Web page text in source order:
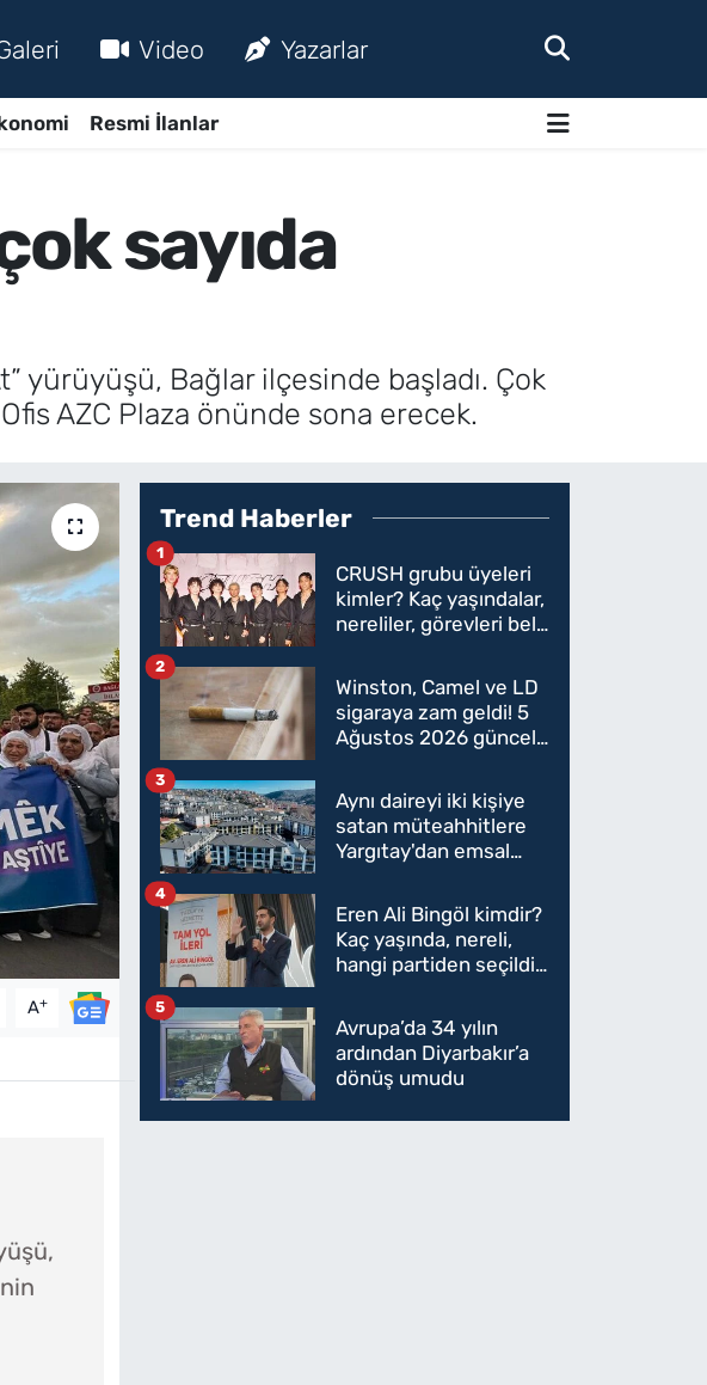
Video Yazarlar
Resmi İlanlar
sayıda
yürüyüşü, Bağlar ilçesinde başladı. Çok
AZC Plaza önünde sona erecek.
A+
Trend Haberler
CRUSH grubu üyeleri
kimler? Kaç yaşındalar,
nereliler, görevleri belli
1
Winston, Camel ve LD
sigaraya zam geldi! 5
Ağustos 2026 güncel
oldu
2
Aynı daireyi iki kişiye
satan müteahhitlere
Yargıtay'dan emsal
3
Eren Ali Bingöl kimdir?
Kaç yaşında, nereli,
hangi partiden seçildi?
Parti'ye mi geçecek?
4
Avrupa’da 34 yılın
ardından Diyarbakır’a
dönüş umudu
5